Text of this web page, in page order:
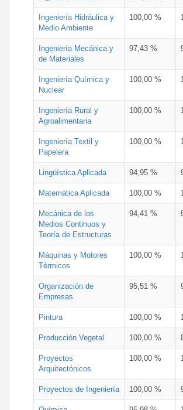
Ingeniería Hidráulica y
Medio Ambiente
100,00 %
Ingeniería Mecánica y
de Materiales
97,43 %
Ingeniería Química y
Nuclear
100,00 %
Ingeniería Rural y
Agroalimentaria
100,00 %
Ingeniería Textil y
Papelera
100,00 %
Lingüística Aplicada 94,95 %
Matemática Aplicada 100,00 %
Mecánica de los
Medios Continuos y
Teoría de Estructuras
94,41 %
Máquinas y Motores
Térmicos
100,00 %
Organización de
Empresas
95,51 %
Pintura 100,00 %
Producción Vegetal 100,00 %
Proyectos
Arquitectónicos
100,00 %
Proyectos de Ingeniería 100,00 %